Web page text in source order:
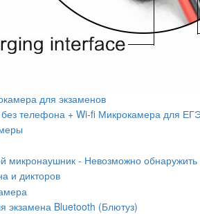
для экзаменов
телефона + Wi-fi Микрокамера для
микронаушник - Невозможно обнаружить
и дикторов
экзамена Bluetooth (Блютуз)